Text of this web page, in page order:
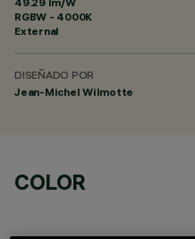
RGBW - 4000K
External
DISEÑADO POR
Jean-Michel Wilmotte
COLOR